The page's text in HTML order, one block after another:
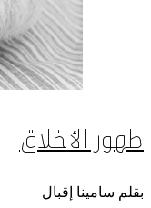
ظهور الأخلاق
بقلم سامينا إقبال